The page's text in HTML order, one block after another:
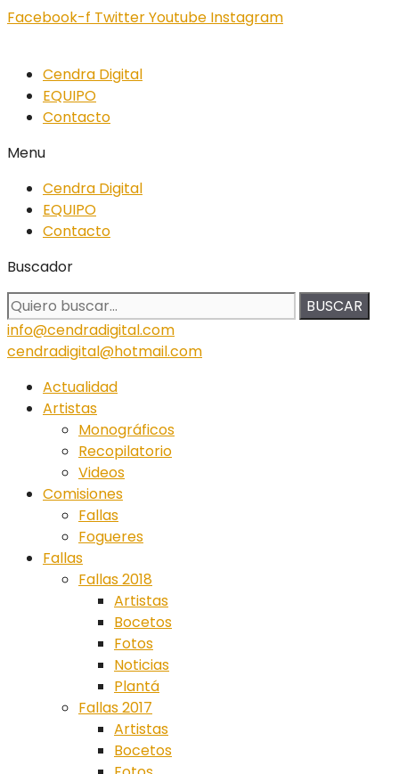
Facebook-f TwitterYoutube Instagram
Cendra Digital
EQUIPO
Contacto
Menu
Cendra Digital
EQUIPO
Contacto
Buscador
BUSCAR
info@cendradigital.com
cendradigital@hotmail.com
Actualidad
Artistas
Monográficos
Recopilatorio
Videos
Comisiones
Fallas
Fogueres
Fallas
Fallas 2018
Artistas
Bocetos
Fotos
Noticias
Plantá
Fallas 2017
Artistas
Bocetos